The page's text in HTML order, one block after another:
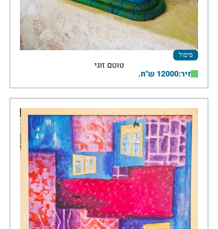
פיסול
טוטם זוגי
מחיר:12000 ש"ח.